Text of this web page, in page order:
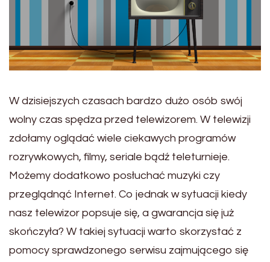
W dzisiejszych czasach bardzo dużo osób swój
wolny czas spędza przed telewizorem. W telewizji
zdołamy oglądać wiele ciekawych programów
rozrywkowych, filmy, seriale bądź teleturnieje.
Możemy dodatkowo posłuchać muzyki czy
przeglądnąć Internet. Co jednak w sytuacji kiedy
nasz telewizor popsuje się, a gwarancja się już
skończyła? W takiej sytuacji warto skorzystać z
pomocy sprawdzonego serwisu zajmującego się